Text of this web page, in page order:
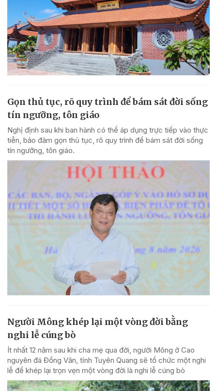
Gọn thủ tục, rõ quy trình để bám sát đời sống
tín ngưỡng, tôn giáo
Nghị định sau khi ban hành có thể áp dụng trực tiếp vào thực
tiễn, bảo đảm gọn thủ tục, rõ quy trình để bám sát đời sống
tín ngưỡng, tôn giáo.
Người Mông khép lại một vòng đời bằng
nghi lễ cúng bò
Ít nhất 12 năm sau khi cha mẹ qua đời, người Mông ở Cao
nguyên đá Đồng Văn, tỉnh Tuyên Quang sẽ tổ chức một nghi
lễ để khép lại trọn vẹn một vòng đời là nghi lễ cúng bò